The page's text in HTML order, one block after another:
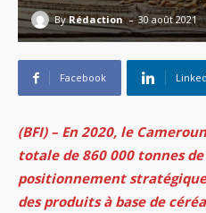
By Rédaction - 30 août 2021
Facebook
(BFI) – En 2020, le
totale de 860 000 tonnes
positionnement
des produits à base de